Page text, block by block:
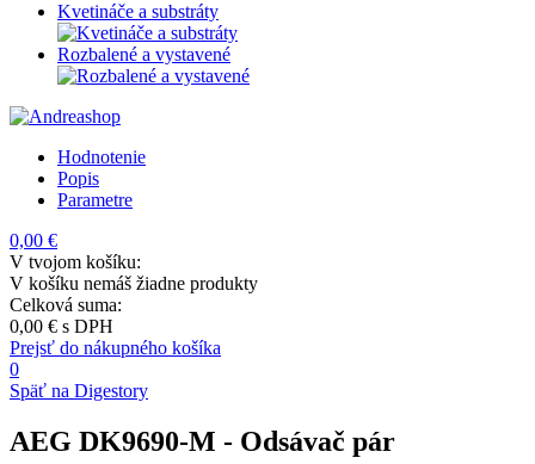
Kvetináče a substráty
Rozbalené a vystavené
Hodnotenie
Popis
Parametre
0,00 €
V tvojom košíku:
V košíku nemáš žiadne produkty
Celková suma:
0,00 € s DPH
Prejsť do nákupného košíka
0
Späť na Digestory
AEG DK9690-M - Odsávač pár